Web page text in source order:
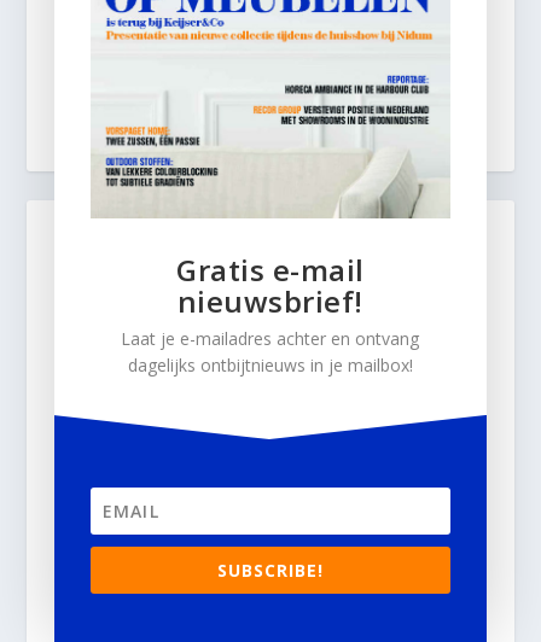
Gratis e-mail
nieuwsbrief!
Laat je e-mailadres achter en ontvang
dagelijks ontbijtnieuws in je mailbox!
SUBSCRIBE!